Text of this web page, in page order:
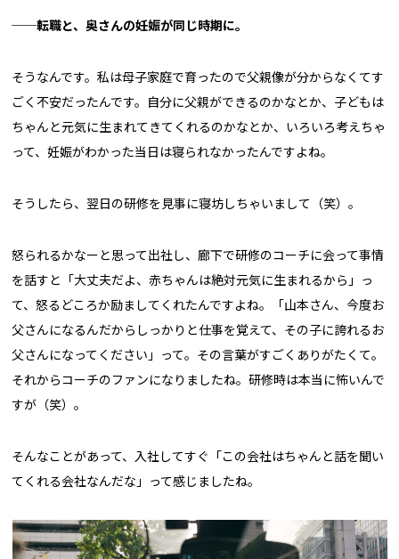
──転職と、奥さんの妊娠が同じ時期に。
そうなんです。私は母子家庭で育ったので父親像が分からなくてす
ごく不安だったんです。自分に父親ができるのかなとか、子どもは
ちゃんと元気に生まれてきてくれるのかなとか、いろいろ考えちゃ
って、妊娠がわかった当日は寝られなかったんですよね。
そうしたら、翌日の研修を見事に寝坊しちゃいまして（笑）。
怒られるかなーと思って出社し、廊下で研修のコーチに会って事情
を話すと「大丈夫だよ、赤ちゃんは絶対元気に生まれるから」っ
て、怒るどころか励ましてくれたんですよね。「山本さん、今度お
父さんになるんだからしっかりと仕事を覚えて、その子に誇れるお
父さんになってください」って。その言葉がすごくありがたくて。
それからコーチのファンになりましたね。研修時は本当に怖いんで
すが（笑）。
そんなことがあって、入社してすぐ「この会社はちゃんと話を聞い
てくれる会社なんだな」って感じましたね。